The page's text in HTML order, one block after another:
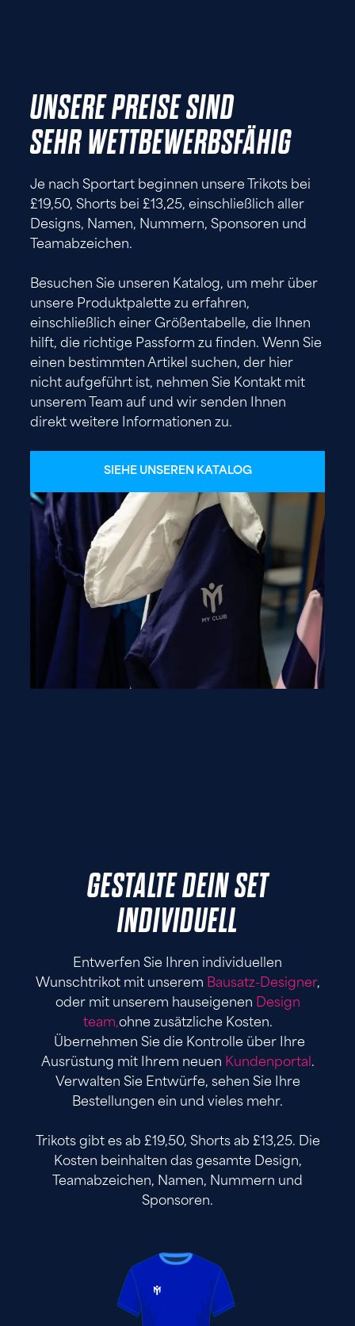
UNSERE PREISE SIND
SEHR WETTBEWERBSFÄHIG
Je nach Sportart beginnen unsere Trikots bei
£19,50, Shorts bei £13,25, einschließlich aller
Designs, Namen, Nummern, Sponsoren und
Teamabzeichen.
Besuchen Sie unseren Katalog, um mehr über
unsere Produktpalette zu erfahren,
einschließlich einer Größentabelle, die Ihnen
hilft, die richtige Passform zu finden. Wenn Sie
einen bestimmten Artikel suchen, der hier
nicht aufgeführt ist, nehmen Sie Kontakt mit
unserem Team auf und wir senden Ihnen
direkt weitere Informationen zu.
SIEHE UNSEREN KATALOG
GESTALTE DEIN SET
INDIVIDUELL
Entwerfen Sie Ihren individuellen
Wunschtrikot mit unserem Bausatz-Designer,
oder mit unserem hauseigenen Design
team,ohne zusätzliche Kosten.
Übernehmen Sie die Kontrolle über Ihre
Ausrüstung mit Ihrem neuen Kundenportal .
Verwalten Sie Entwürfe, sehen Sie Ihre
Bestellungen ein und vieles mehr.
Trikots gibt es ab £19,50, Shorts ab £13,25. Die
Kosten beinhalten das gesamte Design,
Teamabzeichen, Namen, Nummern und
Sponsoren.